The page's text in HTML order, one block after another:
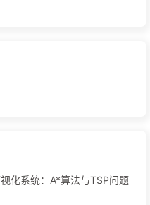
化系统：A*算法与TSP问题